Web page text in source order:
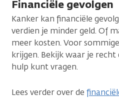
Financiële gevolgen
Kanker kan financiële
verdien je minder geld. Of
meer kosten. Voor
krijgen. Bekijk waar je
hulp kunt vragen.
Lees verder over de